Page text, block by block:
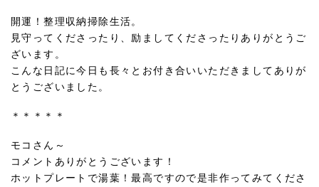
開運！整理収納掃除生活。
見守ってくださったり、励ましてくださったりありがとうご
ざいます。
こんな日記に今日も長々とお付き合いいただきましてありが
とうございました。
＊＊＊＊＊
モコさん～
コメントありがとうございます！
ホットプレートで湯葉！最高ですので是非作ってみてくださ